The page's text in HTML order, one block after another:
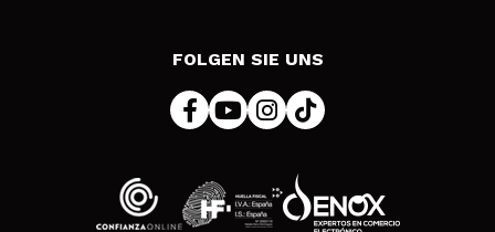
FOLGEN SIE UNS